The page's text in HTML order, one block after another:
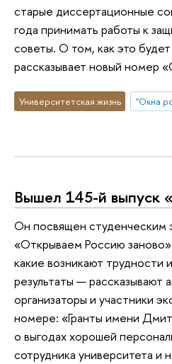
старые диссертационные
года принимать работы к
советы. О том, как это
рассказывает новый номер
Университетская жизнь "Окна
Вышел 145-й выпуск
Он посвящен студенческим
«Открываем Россию
какие возникают трудности
результаты — рассказывают
организаторы и участники
номере: «Гранты имени
о выгодах хорошей
сотрудника университета и